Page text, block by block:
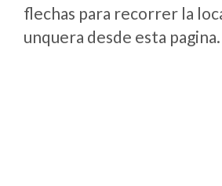
flechas para recorrer la
unquera desde esta pagina.